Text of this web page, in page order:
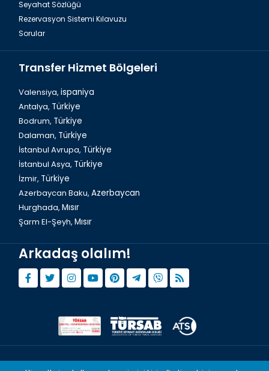
Türkiye`de Yeşil Kanyon Turu
Seyahat Sözlüğü
Rezervasyon Sistemi Kılavuzu
Sorular
Transfer Hizmet Bölgeleri
Valensiya, ispaniya
Antalya, Türkiye
Bodrum, Türkiye
Dalaman, Türkiye
İstanbul Avrupa, Türkiye
İstanbul Asya, Türkiye
İzmir, Türkiye
Azerbaycan Baku, Azerbaycan
Hurghada, Mısır
Şarm El-Şeyh, Mısır
Arkadaş olalım!
© Copyright 2015 - 2026, Tourwix.de